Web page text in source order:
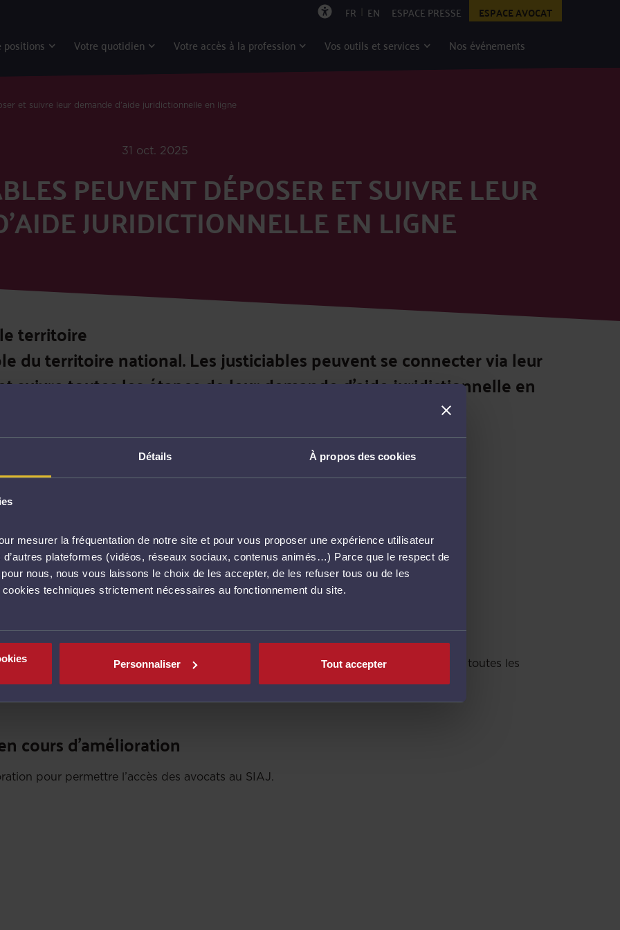
Détails À propos des cookies
mesurer la fréquentation de notre site et pour vous proposer une expérience utilisateur
d’autres plateformes (vidéos, réseaux sociaux, contenus animés…) Parce que le respect de
nous, nous vous laissons le choix de les accepter, de les refuser tous ou de les
cookies techniques strictement nécessaires au fonctionnement du site.
Personnaliser Tout accepter
FR EN ESPACE PRESSE ESPACE AVOCAT
positions Votre quotidien Votre accès à la profession Vos outils et services Nos événements
et suivre leur demande d’aide juridictionnelle en ligne
31 oct. 2025
PEUVENT DÉPOSER ET SUIVRE LEUR
JURIDICTIONNELLE EN LIGNE
territoire
du territoire national. Les justiciables peuvent se connecter via leur
suivre toutes les étapes de leur demande d’aide juridictionnelle en
:
en ligne ?
judiciaires peuvent être déposées via le SIAJ.
être effectuées en version papier.
être déposées par les associations disposant d’un compte Aidant Connect.
juridictions administratives, avec un déploiement prévu à terme.
le Conseil d’État et la CNDA restent exclusivement papier.
accompagner les justiciables et les avocats
conjointement par le SADJAV et le Conseil national des barreaux. Il fournit toutes les
justiciables et orienter ses clients.
cours d’amélioration
pour permettre l’accès des avocats au SIAJ.